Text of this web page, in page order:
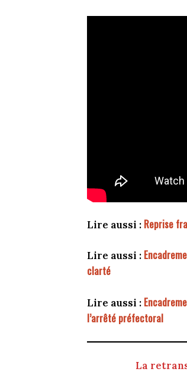
Lire aussi : Reprise
Lire aussi :
clarté
Lire aussi :
l’arrêté préfectoral
La